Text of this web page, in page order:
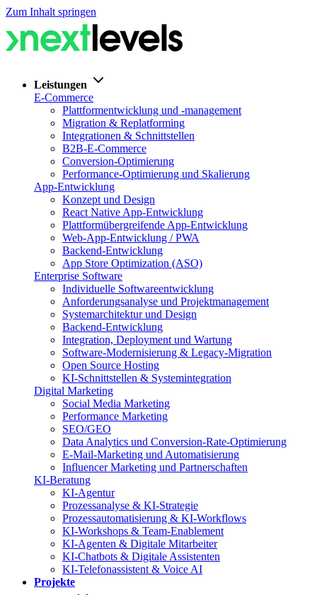
Zum Inhalt springen
Leistungen
E-Commerce
Plattformentwicklung und -management
Migration & Replatforming
Integrationen & Schnittstellen
B2B-E-Commerce
Conversion-Optimierung
Performance-Optimierung und Skalierung
App-Entwicklung
Konzept und Design
React Native App-Entwicklung
Plattformübergreifende App-Entwicklung
Web-App-Entwicklung / PWA
Backend-Entwicklung
App Store Optimization (ASO)
Enterprise Software
Individuelle Softwareentwicklung
Anforderungsanalyse und Projektmanagement
Systemarchitektur und Design
Backend-Entwicklung
Integration, Deployment und Wartung
Software-Modernisierung & Legacy-Migration
Open Source Hosting
KI-Schnittstellen & Systemintegration
Digital Marketing
Social Media Marketing
Performance Marketing
SEO/GEO
Data Analytics und Conversion-Rate-Optimierung
E-Mail-Marketing und Automatisierung
Influencer Marketing und Partnerschaften
KI-Beratung
KI-Agentur
Prozessanalyse & KI-Strategie
Prozessautomatisierung & KI-Workflows
KI-Workshops & Team-Enablement
KI-Agenten & Digitale Mitarbeiter
KI-Chatbots & Digitale Assistenten
KI-Telefonassistent & Voice AI
Projekte